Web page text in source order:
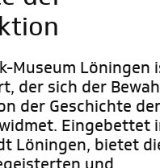
Museum Löningen
der sich der
der Geschichte der
Eingebettet
Löningen, bietet